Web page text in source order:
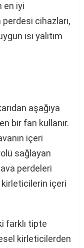
en iyi
cihazları,
ısı yalıtım
aşağıya
bir fan kullanır.
içeri
sağlayan
perdeleri
kirleticilerin içeri
farklı tipte
kirleticilerden